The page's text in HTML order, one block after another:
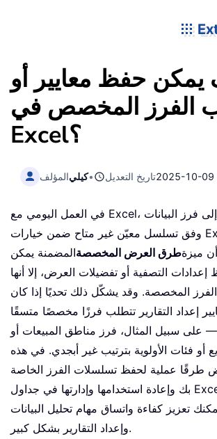
حفظ معايير أو
الفرز المخصص في
Excel؟
المؤلفكيلي• تاريخ التعديل2025-10-09
في العمل اليومي مع Excel، قد تحتاج غالبًا إلى فرز البيانات
وفق تسلسل معيّن غير متاح ضمن خيارات Excel الافتراضية.
ميزةطرق العرض المخصصةالمضمنة يمكن
التصفية أو تفضيلات العرض، إلا أنها
الفرز المخصصة. وقد يشكّل ذلك تحديًا إذا كان
إعداد التقارير تتطلب فرزًا مخصصًا متسقًا
— على سبيل المثال، فرز مناطق المبيعات أو
أو فئات الأولوية بترتيب غير أبجدي. في هذه
طرقًا عملية لحفظ تسلسلات الفرز الخاصة
بك وإعادة استخدامها وإدارتها في جداول Excel. ومن خلال إتقان
تعزيز كفاءة واتساق مهام تحليل البيانات
وإعداد التقارير بشكل كبير.